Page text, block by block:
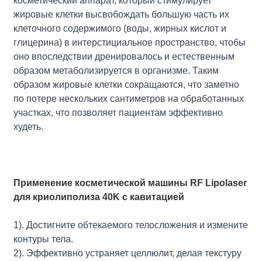
жировые клетки высвобождать большую часть их
клеточного содержимого (воды, жирных кислот и
глицерина) в интерстициальное пространство, чтобы
оно впоследствии дренировалось и естественным
образом метаболизируется в организме. Таким
образом жировые клетки сокращаются, что заметно
по потере нескольких сантиметров на обработанных
участках, что позволяет пациентам эффективно
худеть.
Применение косметической машины RF Lipolaser
для криолиполиза 40K с кавитацией
1). Достигните обтекаемого телосложения и измените
контуры тела.
2). Эффективно устраняет целлюлит, делая текстуру